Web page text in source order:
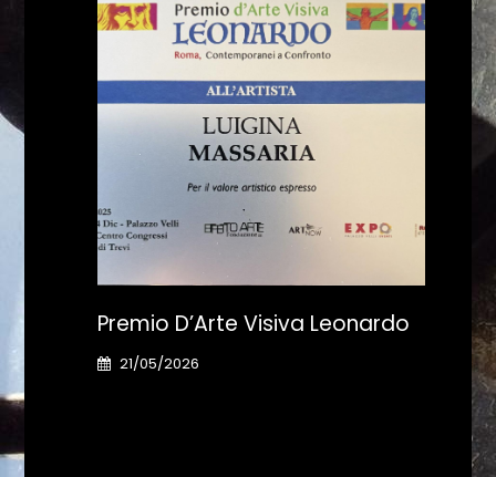
Premio D’Arte Visiva Leonardo
21/05/2026